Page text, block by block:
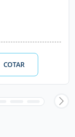
COTAR